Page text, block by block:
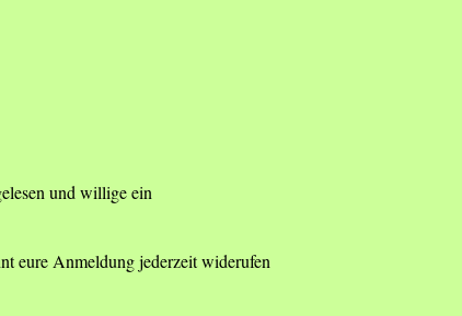
und willige ein
eure Anmeldung jederzeit widerufen